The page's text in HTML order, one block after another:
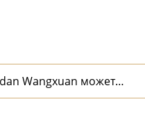
Wangxuan может
что такое двухголовная